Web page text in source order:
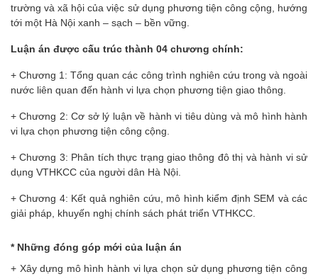
trường và xã hội của việc sử dụng phương tiện công cộng, hướng
tới một Hà Nội xanh – sạch – bền vững.
Luận án được cấu trúc thành 04 chương chính:
+ Chương 1: Tổng quan các công trình nghiên cứu trong và ngoài
nước liên quan đến hành vi lựa chọn phương tiện giao thông.
+ Chương 2: Cơ sở lý luận về hành vi tiêu dùng và mô hình hành
vi lựa chọn phương tiện công cộng.
+ Chương 3: Phân tích thực trạng giao thông đô thị và hành vi sử
dụng VTHKCC của người dân Hà Nội.
+ Chương 4: Kết quả nghiên cứu, mô hình kiểm định SEM và các
giải pháp, khuyến nghị chính sách phát triển VTHKCC.
* Những đóng góp mới của luận án
+ Xây dựng mô hình hành vi lựa chọn sử dụng phương tiện công